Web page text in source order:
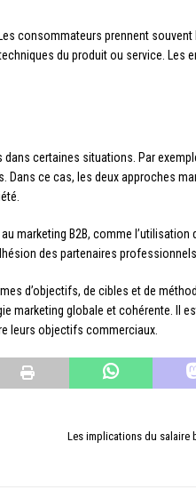
consommateurs prennent
du produit ou service. Les
certaines situations. Par
ce cas, les deux approches
marketing B2B, comme
des partenaires professionnels.
d’objectifs, de cibles et de
marketing globale et cohérente. Il
leurs objectifs commerciaux.
Les implications du salaire